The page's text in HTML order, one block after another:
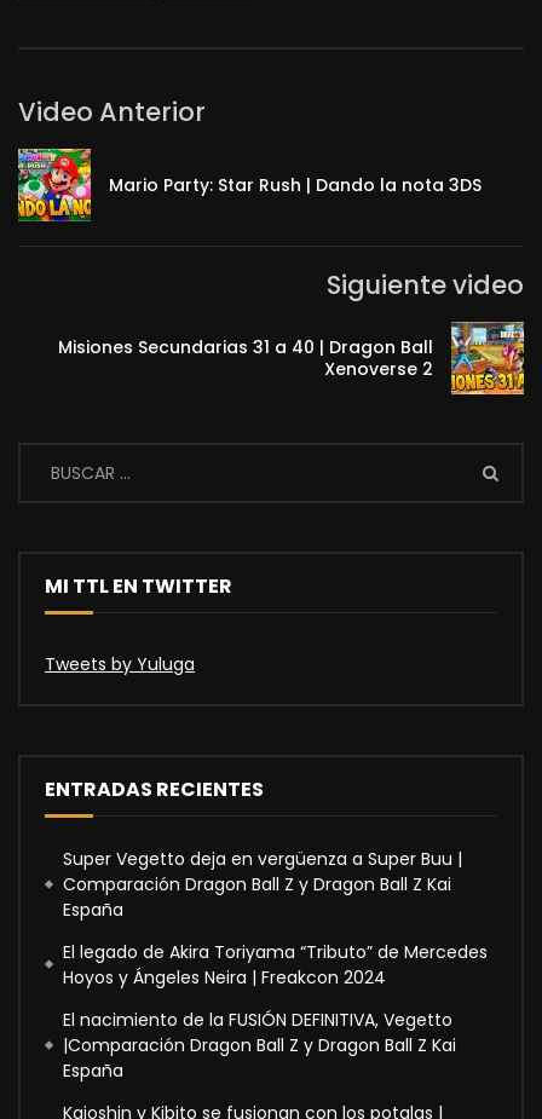
Video Anterior
Mario Party: Star Rush | Dando la nota 3DS
Siguiente video
Misiones Secundarias 31 a 40 | Dragon Ball
Xenoverse 2
MI TTL EN TWITTER
Tweets by Yuluga
ENTRADAS RECIENTES
Super Vegetto deja en vergüenza a Super Buu |
Comparación Dragon Ball Z y Dragon Ball Z Kai
España
El legado de Akira Toriyama “Tributo” de Mercedes
Hoyos y Ángeles Neira | Freakcon 2024
El nacimiento de la FUSIÓN DEFINITIVA, Vegetto
|Comparación Dragon Ball Z y Dragon Ball Z Kai
España
Kaioshin y Kibito se fusionan con los potalas |